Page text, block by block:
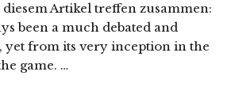
diesem Artikel treffen zusammen:
been a much debated and
yet from its very inception in the
game. …